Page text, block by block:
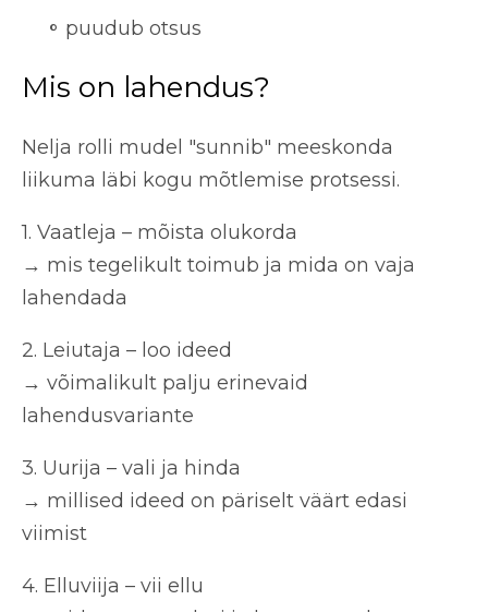
puudub otsus
Mis on lahendus?
Nelja rolli mudel "sunnib" meeskonda
liikuma läbi kogu mõtlemise protsessi.
1. Vaatleja – mõista olukorda
→ mis tegelikult toimub ja mida on vaja
lahendada
2. Leiutaja – loo ideed
→ võimalikult palju erinevaid
lahendusvariante
3. Uurija – vali ja hinda
→ millised ideed on päriselt väärt edasi
viimist
4. Elluviija – vii ellu